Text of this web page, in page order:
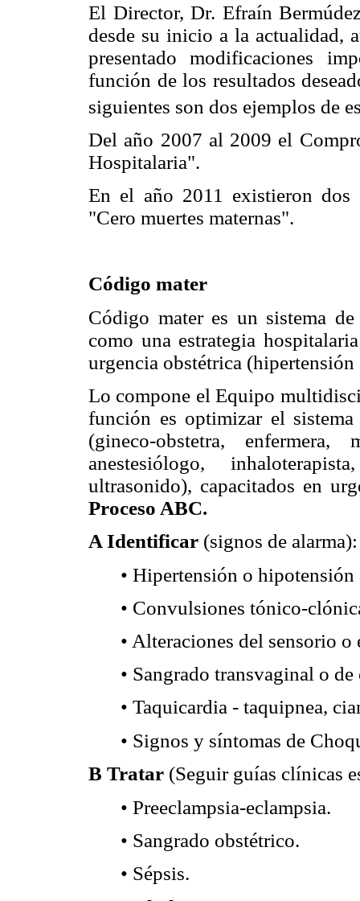
El Director, Dr. Efraín
desde su inicio a la actualidad,
presentado modificaciones
función de los resultados
siguientes son dos ejemplos de
Del año 2007 al 2009 el
Hospitalaria".
En el año 2011 existieron dos
"Cero muertes maternas".
Código mater
Código mater es un sistema
como una estrategia
urgencia obstétrica
Lo compone el Equipo
función es optimizar el
(gineco-obstetra, enfermera,
anestesiólogo,
ultrasonido), capacitados en
Proceso ABC.
A Identificar (signos de alarma):
• Hipertensión o hipotensión
• Convulsiones tónico-
• Alteraciones del sensorio o
• Sangrado transvaginal o
• Taquicardia - taquipnea,
• Signos y síntomas de
B Tratar (Seguir guías clínicas
• Preeclampsia-eclampsia.
• Sangrado obstétrico.
• Sépsis.